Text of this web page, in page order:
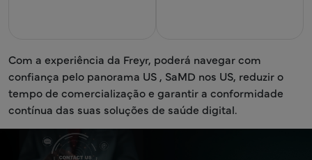
Com a experiência da Freyr, poderá navegar com
confiança pelo panorama US , SaMD nos US, reduzir o
tempo de comercialização e garantir a conformidade
contínua das suas soluções de saúde digital.